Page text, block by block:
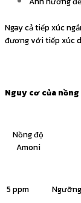
Ngay cả tiếp xúc
đương với tiếp xúc
Nguy cơ của
Nồng độ
Amoni
5 ppm